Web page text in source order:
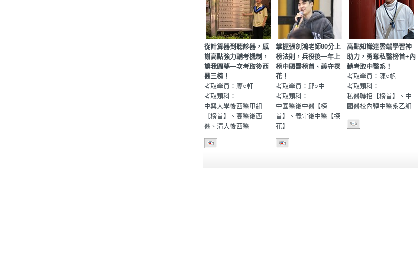
從計算器到聽診器，感
謝高點強力輔考機制，
讓我圓夢一次考取後西
醫三榜！
考取學員：廖○軒
考取類科：
中興大學後西醫甲組
【榜首】、高醫後西
醫、清大後西醫
掌握張劍鴻老師80分上
榜法則，兵役後一年上
榜中國醫榜首、義守探
花！
考取學員：邱○中
考取類科：
中國醫後中醫【榜
首】、義守後中醫【探
花】
高點知識達雲端學習神
助力，勇奪私醫榜首+內
轉考取中醫系！
考取學員：陳○帆
考取類科：
私醫聯招【榜首】、中
國醫校內轉中醫系乙組